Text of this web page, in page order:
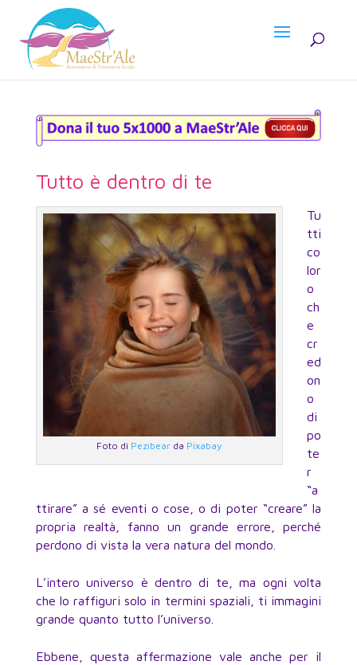
Tutto è dentro di te
Foto di Pezibear da Pixabay
Tu
tti
co
lor
o
ch
e
cr
ed
on
o
di
po
te
r
“a
ttirare” a sé eventi o cose, o di poter “creare” la
propria realtà, fanno un grande errore, perché
perdono di vista la vera natura del mondo.
L’intero universo è dentro di te, ma ogni volta
che lo raffiguri solo in termini spaziali, ti immagini
grande quanto tutto l’universo.
Ebbene, questa affermazione vale anche per il